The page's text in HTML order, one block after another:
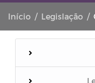
Início Legislação